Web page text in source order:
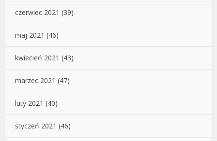
czerwiec 2021 (39)
maj 2021 (46)
kwiecień 2021 (43)
marzec 2021 (47)
luty 2021 (40)
styczeń 2021 (46)